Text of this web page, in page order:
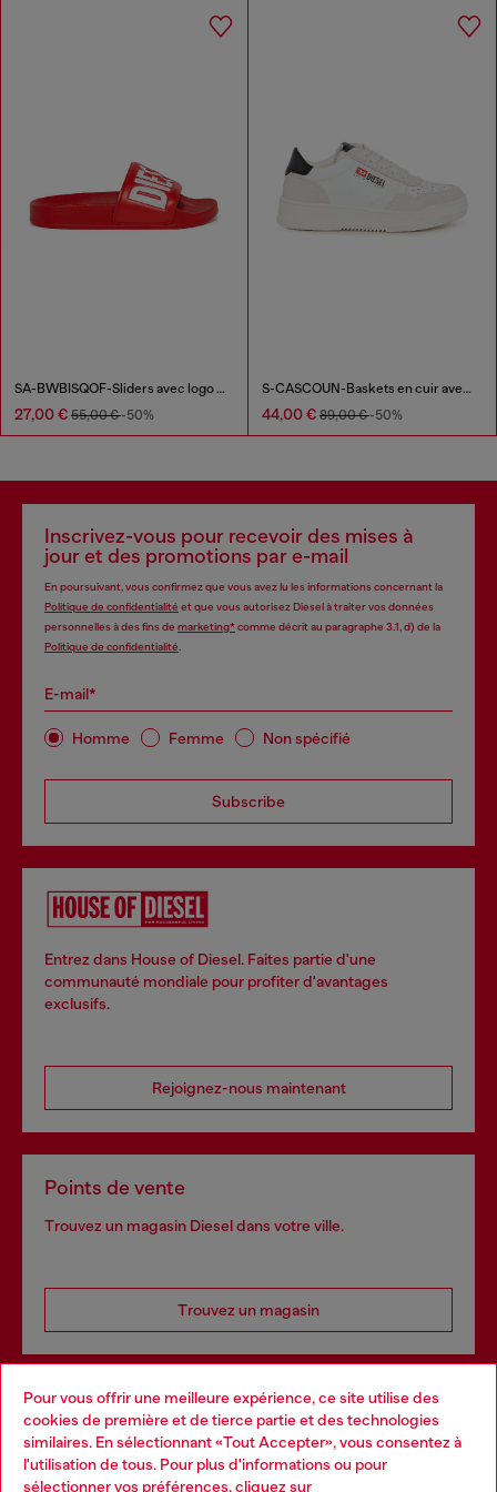
Pour vous offrir une meilleure expérience, ce site utilise des
cookies de première et de tierce partie et des technologies
similaires. En sélectionnant «Tout Accepter», vous consentez à
l'utilisation de tous. Pour plus d'informations ou pour
sélectionner vos préférences, cliquez sur
SA-BWBISQOF-Sliders avec logo embossé
27,00 € 55,00 €-50%
S-CASCOUN-Baskets en cuir avec logo latéral
44,00 € 89,00 €-50%
Inscrivez-vous pour recevoir des mises à
jour et des promotions par e-mail
En poursuivant, vous confirmez que vous avez lu les informations concernant la
Politique de confidentialité et que vous autorisez Diesel à traiter vos données
personnelles à des fins de marketing*comme décrit au paragraphe 3.1, d) de la
Politique de confidentialité
E-mail*
Homme Femme Non spécifié
Subscribe
Entrez dans House of Diesel. Faites partie d'une
communauté mondiale pour profiter d'avantages
exclusifs.
Rejoignez-nous maintenant
Points de vente
Trouvez un magasin Diesel dans votre ville.
Trouvez un magasin
Services omnicanaux
Découvrez tous nos services, en ligne et en magasin.
Choose your location